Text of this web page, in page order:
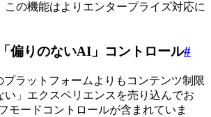
この機能はよりエンタープライズ対応に
偏りのないAI」コントロール#
プラットフォームよりもコンテンツ制限
い」エクスペリエンスを売り込んでお
モードコントロールが含まれていま